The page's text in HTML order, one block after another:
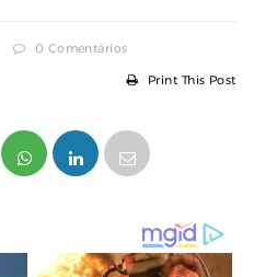
0 Comentários
Print This Post